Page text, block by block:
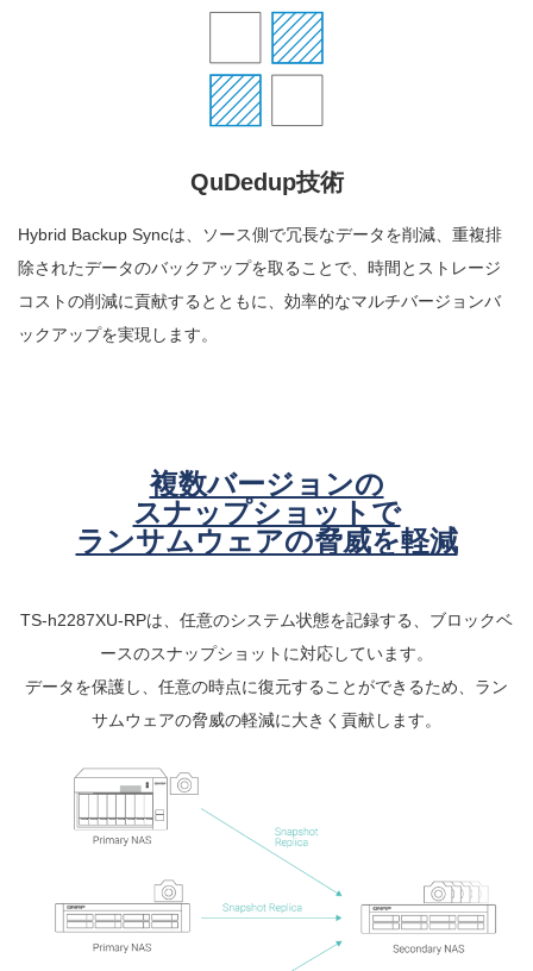
QuDedup技術
Hybrid Backup Syncは、ソース側で冗長なデータを削減、重複排
除されたデータのバックアップを取ることで、時間とストレージ
コストの削減に貢献するとともに、効率的なマルチバージョンバ
ックアップを実現します。
複数バージョンの
スナップショットで
ランサムウェアの脅威を軽減
TS-h2287XU-RPは、任意のシステム状態を記録する、ブロックベ
ースのスナップショットに対応しています。
データを保護し、任意の時点に復元することができるため、ラン
サムウェアの脅威の軽減に大きく貢献します。